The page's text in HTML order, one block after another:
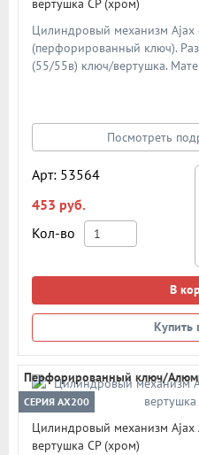
вертушка CP (хром)
Цилиндровый механизм Ajax
(перфорированный ключ).
(55/55в) ключ/вертушка.
024 комбинаций.Посмотреть
Арт: 53564
453 руб.
Кол-во
В
Купить
Перфорированный ключ/
СЕРИЯ AX200
Цилиндровый механизм
вертушка CP (хром)